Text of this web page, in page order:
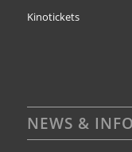
Kinotickets
NEWS & INFO